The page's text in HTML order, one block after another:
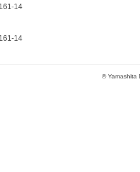
14
14
© Yamashita